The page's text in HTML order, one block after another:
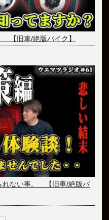
【旧車/絶版バイク】
れない事。 【旧車/絶版バ